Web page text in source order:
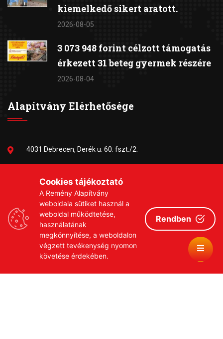
kiemelkedő sikert aratott.
2026-08-05
3 073 948 forint célzott támogatás
érkezett 31 beteg gyermek részére
2026-08-04
Alapítvány Elérhetősége
4031 Debrecen, Derék u. 60. fszt./2.
remeny1999@gmail.com
Cookies tájékoztató
A Remény Alapítvány
weboldala sütiket használ a
weboldal működtetése,
használatának
megkönnyítése, a weboldalon
végzett tevékenység nyomon
követése érdekében.
Rendben